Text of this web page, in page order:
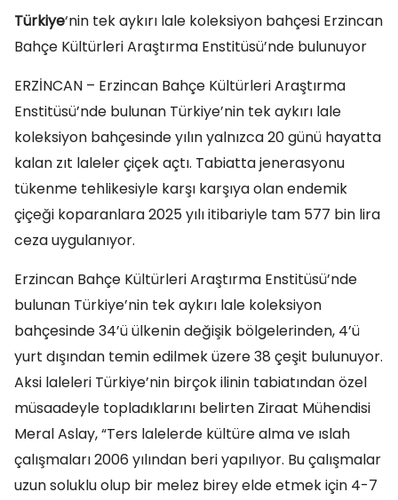
Türkiye‘nin tek aykırı lale koleksiyon bahçesi Erzincan
Bahçe Kültürleri Araştırma Enstitüsü’nde bulunuyor
ERZİNCAN – Erzincan Bahçe Kültürleri Araştırma
Enstitüsü’nde bulunan Türkiye’nin tek aykırı lale
koleksiyon bahçesinde yılın yalnızca 20 günü hayatta
kalan zıt laleler çiçek açtı. Tabiatta jenerasyonu
tükenme tehlikesiyle karşı karşıya olan endemik
çiçeği koparanlara 2025 yılı itibariyle tam 577 bin lira
ceza uygulanıyor.
Erzincan Bahçe Kültürleri Araştırma Enstitüsü’nde
bulunan Türkiye’nin tek aykırı lale koleksiyon
bahçesinde 34’ü ülkenin değişik bölgelerinden, 4’ü
yurt dışından temin edilmek üzere 38 çeşit bulunuyor.
Aksi laleleri Türkiye’nin birçok ilinin tabiatından özel
müsaadeyle topladıklarını belirten Ziraat Mühendisi
Meral Aslay, “Ters lalelerde kültüre alma ve ıslah
çalışmaları 2006 yılından beri yapılıyor. Bu çalışmalar
uzun soluklu olup bir melez birey elde etmek için 4-7